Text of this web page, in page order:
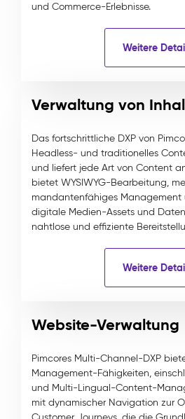
und Commerce-Erlebnisse.
Weitere
Verwaltung von
Das fortschrittliche DXP von
Headless- und traditionelles
und liefert jede Art von Content
bietet WYSIWYG-Bearbeitung,
mandantenfähiges Management
digitale Medien-Assets und
nahtlose und effiziente
Weitere
Website-Verwaltung
Pimcores Multi-Channel-DXP
Management-Fähigkeiten,
und Multi-Lingual-Content-
mit dynamischer Navigation zur